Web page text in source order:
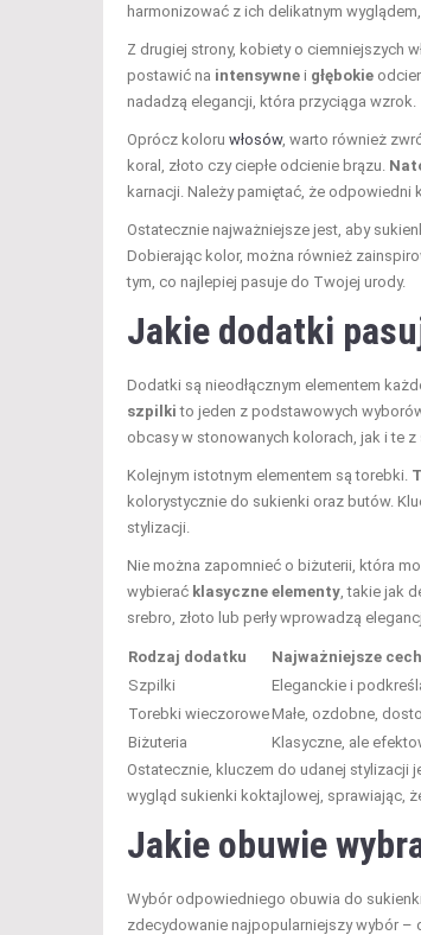
harmonizować z ich delikatnym
Z drugiej strony, kobiety o ciemniejszych
postawić na intensywne i głębokie
nadadzą elegancji, która przyciąga wzrok.
Oprócz koloru włosów, warto również
koral, złoto czy ciepłe odcienie brązu.
karnacji. Należy pamiętać, że
Ostatecznie najważniejsze jest, aby
Dobierając kolor, można również
tym, co najlepiej pasuje do Twojej urody.
Jakie dodatki
Dodatki są nieodłącznym elementem
szpilki to jeden z podstawowych
obcasy w stonowanych kolorach, jak i te
Kolejnym istotnym elementem są torebki.
kolorystycznie do sukienki oraz butów.
stylizacji.
Nie można zapomnieć o biżuterii, która
wybierać klasyczne elementy , takie jak
srebro, złoto lub perły wprowadzą
Rodzaj dodatku Najważniejsze
Szpilki
Eleganckie i
Torebki wieczoroweMałe, ozdobne,
Biżuteria
Klasyczne, ale
Ostatecznie, kluczem do udanej stylizacji
wygląd sukienki koktajlowej, sprawiając,
Jakie obuwie
Wybór odpowiedniego obuwia do
zdecydowanie najpopularniejszy wybór